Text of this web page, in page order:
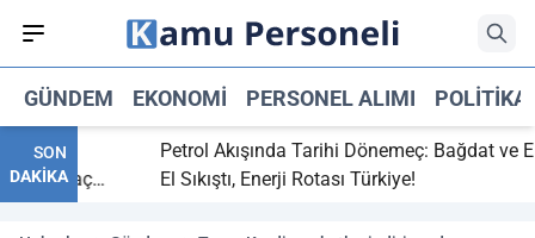
GÜNDEM EKONOMI PERSONEL ALIMI POLITIKA
SON
DAKİKA
bitti,
maç
Petrol Akışında Tarihi Dönemeç: Bağdat ve Erbil
El Sıkıştı, Enerji Rotası Türkiye!